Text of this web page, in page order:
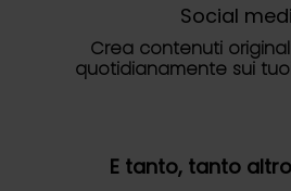
Social
Crea contenuti
quotidianamente sui
E tanto, tanto